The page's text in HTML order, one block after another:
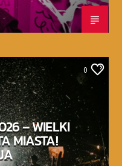
0
– WIELKI
MIASTA!